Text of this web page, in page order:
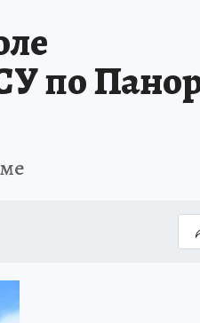
по